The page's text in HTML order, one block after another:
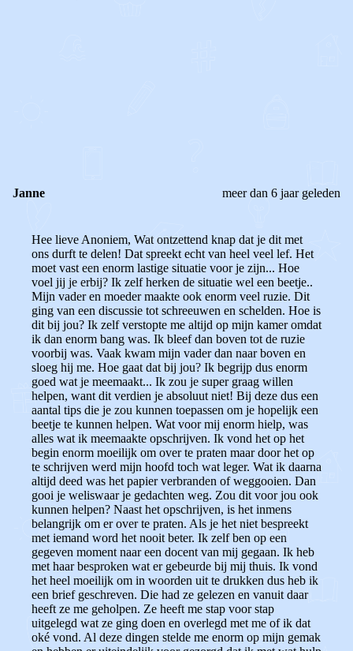
Janne meer dan 6 jaar geleden
Hee lieve Anoniem, Wat ontzettend knap dat je dit met
ons durft te delen! Dat spreekt echt van heel veel lef. Het
moet vast een enorm lastige situatie voor je zijn... Hoe
voel jij je erbij? Ik zelf herken de situatie wel een beetje..
Mijn vader en moeder maakte ook enorm veel ruzie. Dit
ging van een discussie tot schreeuwen en schelden. Hoe is
dit bij jou? Ik zelf verstopte me altijd op mijn kamer omdat
ik dan enorm bang was. Ik bleef dan boven tot de ruzie
voorbij was. Vaak kwam mijn vader dan naar boven en
sloeg hij me. Hoe gaat dat bij jou? Ik begrijp dus enorm
goed wat je meemaakt... Ik zou je super graag willen
helpen, want dit verdien je absoluut niet! Bij deze dus een
aantal tips die je zou kunnen toepassen om je hopelijk een
beetje te kunnen helpen. Wat voor mij enorm hielp, was
alles wat ik meemaakte opschrijven. Ik vond het op het
begin enorm moeilijk om over te praten maar door het op
te schrijven werd mijn hoofd toch wat leger. Wat ik daarna
altijd deed was het papier verbranden of weggooien. Dan
gooi je weliswaar je gedachten weg. Zou dit voor jou ook
kunnen helpen? Naast het opschrijven, is het inmens
belangrijk om er over te praten. Als je het niet bespreekt
met iemand word het nooit beter. Ik zelf ben op een
gegeven moment naar een docent van mij gegaan. Ik heb
met haar besproken wat er gebeurde bij mij thuis. Ik vond
het heel moeilijk om in woorden uit te drukken dus heb ik
een brief geschreven. Die had ze gelezen en vanuit daar
heeft ze me geholpen. Ze heeft me stap voor stap
uitgelegd wat ze ging doen en overlegd met me of ik dat
oké vond. Al deze dingen stelde me enorm op mijn gemak